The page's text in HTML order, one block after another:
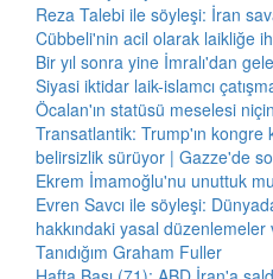
Reza Talebi ile söyleşi: İran
Cübbeli'nin acil olarak laikliğe
Bir yıl sonra yine İmralı'dan
Siyasi iktidar laik-islamcı
Öcalan'ın statüsü meselesi
Transatlantik: Trump'ın kongre
belirsizlik sürüyor | Gazze'de
Ekrem İmamoğlu'nu unuttuk
Evren Savcı ile söyleşi:
hakkındaki yasal
Tanıdığım Graham Fuller